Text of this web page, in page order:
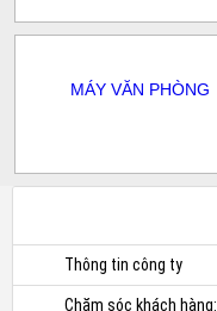
MÁY VĂN PHÒNG
Thông tin công ty
Chăm sóc khách hàng: